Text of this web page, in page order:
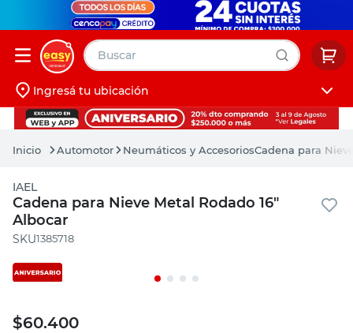
Buscar
Iniciá sesión
Ingresá tu ubicación
Automotor Neumáticos y AccesoriosCadena para
IAEL
Cadena para Nieve Metal Rodado 16"
Albocar
:1385718
$60.400
muebles
pintura
escritorio
placard